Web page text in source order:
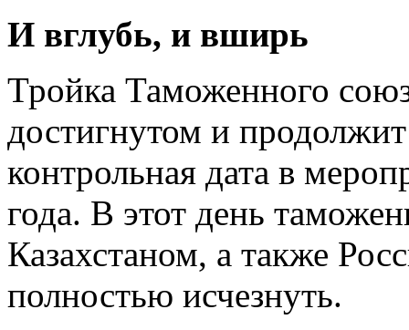
И вглубь, и вширь
Тройка Таможенного
достигнутом и
контрольная дата в
года. В этот день
Казахстаном, а также
полностью исчезнуть.